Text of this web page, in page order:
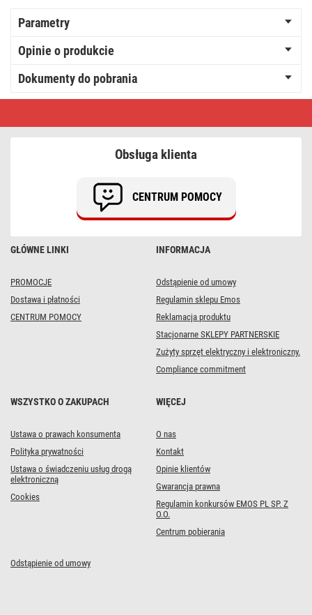
Parametry
Opinie o produkcie
Dokumenty do pobrania
kula
GŁÓWNE LINKI
PROMOCJE
Dostawa i płatności
CENTRUM POMOCY
INFORMACJA
Odstąpienie od umowy
Regulamin sklepu Emos
Reklamacja produktu
Stacjonarne SKLEPY PARTNERSKIE
Zużyty sprzęt elektryczny i elektroniczny.
Compliance commitment
WSZYSTKO O ZAKUPACH
Ustawa o prawach konsumenta
Polityka prywatności
Ustawa o świadczeniu usług drogą
elektroniczną
Cookies
WIĘCEJ
O nas
Kontakt
Opinie klientów
Gwarancja prawna
Regulamin konkursów EMOS PL SP. Z
O.O.
Centrum pobierania
Odstąpienie od umowy
Obsługa klienta
CENTRUM POMOCY